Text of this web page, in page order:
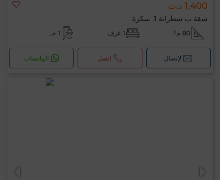
1,400 د.ت
شقة ب شطرانة 1, سكرة
80 م² 1 غرف 1 حـ
لإتصال اتصل الواتساب